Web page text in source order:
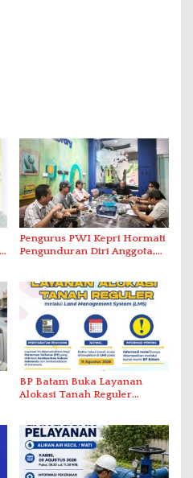
Pengurus PWI Kepri Hormati
Pengunduran Diri Anggota,
BP Batam Buka Layanan
Alokasi Tanah Reguler